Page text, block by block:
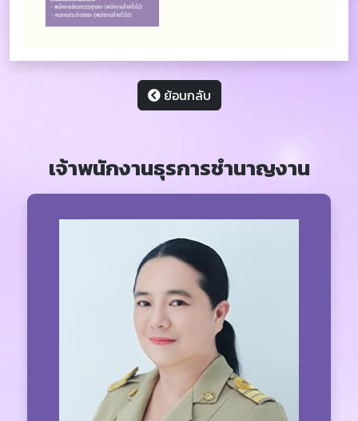
ย้อนกลับ
เจ้าพนักงานธุรการชำนาญงาน